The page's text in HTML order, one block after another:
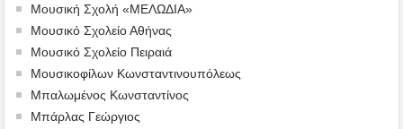
Μουσική Σχολή «ΜΕΛΩΔΙΑ»
Μουσικό Σχολείο Αθήνας
Μουσικό Σχολείο Πειραιά
Μουσικοφίλων Κωνσταντινουπόλεως
Μπαλωμένος Κωνσταντίνος
Μπάρλας Γεώργιος